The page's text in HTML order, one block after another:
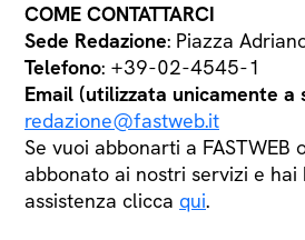
COME CONTATTARCI
Sede Redazione: Piazza
Telefono: +39-02-4545-1
Email (utilizzata unicamente a
redazione@fastweb.it
Se vuoi abbonarti a FASTWEB
abbonato ai nostri servizi e hai
assistenza clicca qui.